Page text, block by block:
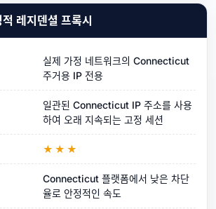
레지덴셜 프록시
실제 가정 네트워크의 Connecticut
주거용 IP 전용
일관된 Connecticut IP 주소를 사용
하여 오래 지속되는 고정 세션
★★★
Connecticut 플랫폼에서 낮은 차단
율로 안정적인 속도